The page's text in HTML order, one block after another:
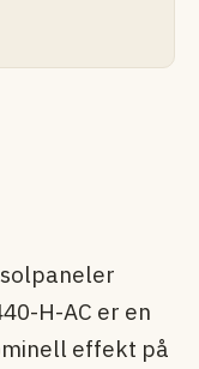
H-AC er en
effekt på